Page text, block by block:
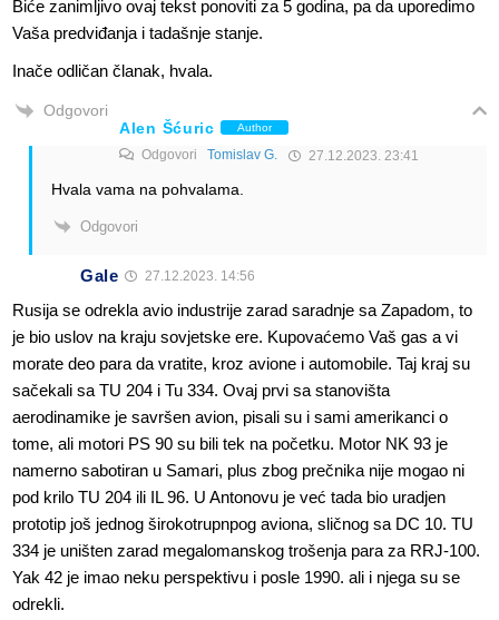
Biće zanimljivo ovaj tekst ponoviti za 5 godina, pa da uporedimo
Vaša predviđanja i tadašnje stanje.
Inače odličan članak, hvala.
Odgovori
Alen Šćuric
Author
Odgovori Tomislav G. 27.12.2023. 23:41
Hvala vama na pohvalama.
Odgovori
Gale 27.12.2023. 14:56
Rusija se odrekla avio industrije zarad saradnje sa Zapadom, to
je bio uslov na kraju sovjetske ere. Kupovaćemo Vaš gas a vi
morate deo para da vratite, kroz avione i automobile. Taj kraj su
sačekali sa TU 204 i Tu 334. Ovaj prvi sa stanovišta
aerodinamike je savršen avion, pisali su i sami amerikanci o
tome, ali motori PS 90 su bili tek na početku. Motor NK 93 je
namerno sabotiran u Samari, plus zbog prečnika nije mogao ni
pod krilo TU 204 ili IL 96. U Antonovu je već tada bio uradjen
prototip još jednog širokotrupnpog aviona, sličnog sa DC 10. TU
334 je uništen zarad megalomanskog trošenja para za RRJ-100.
Yak 42 je imao neku perspektivu i posle 1990. ali i njega su se
odrekli.